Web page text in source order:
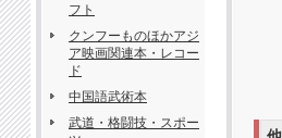
フト
クンフーものほかアジ
ア映画関連本・レコー
ド
中国語武術本
武道・格闘技・スポー